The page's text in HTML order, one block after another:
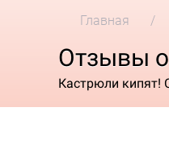
Главная
Отзывы
Кастрюли кипят!